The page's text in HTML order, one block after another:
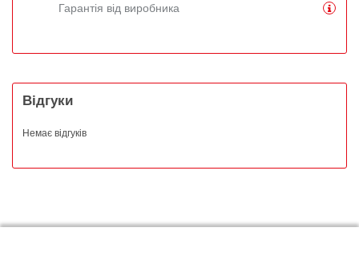
Гарантія від виробника
Відгуки
Немає відгуків